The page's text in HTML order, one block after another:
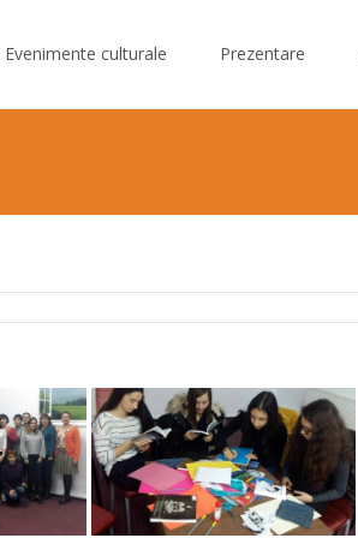
Evenimente culturale Prezentare